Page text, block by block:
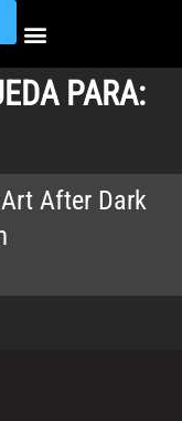
PARA:
After Dark